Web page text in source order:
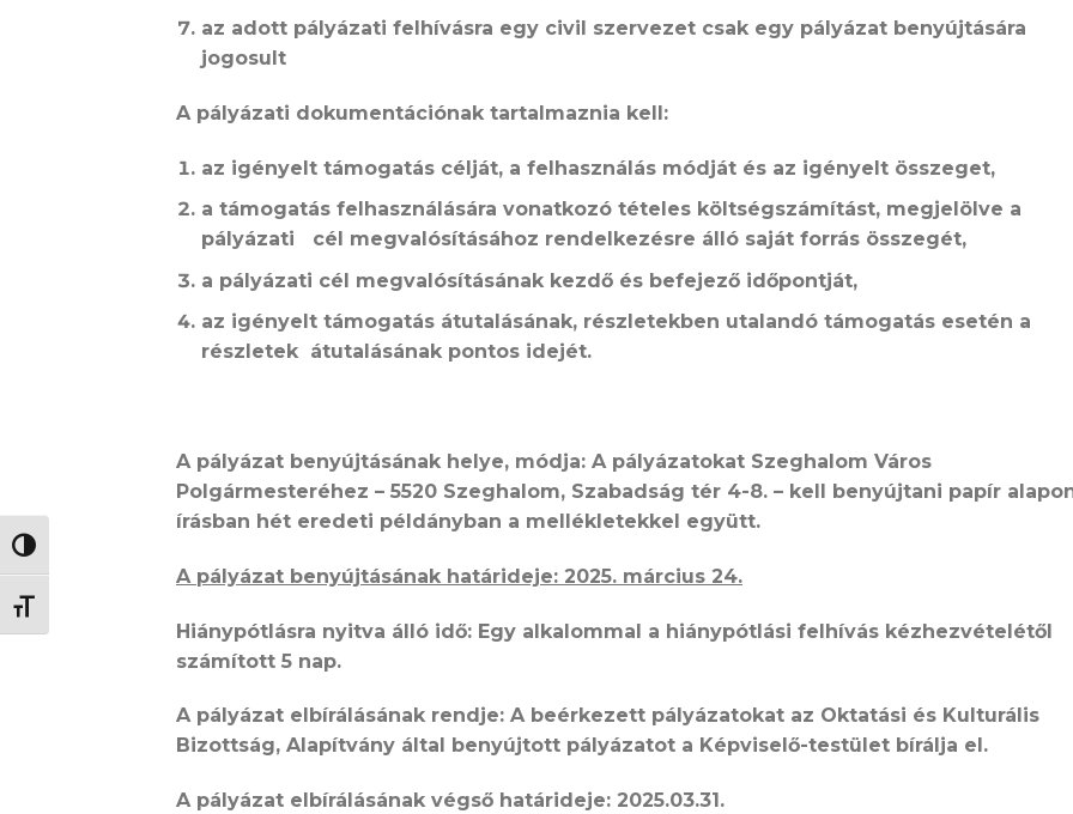
NAGY KONTRASZT VÁLTÁSA
BETŰMÉRET VÁLTÁSA
az adott pályázati felhívásra egy civil szervezet csak egy pályázat benyújtására
jogosult
A pályázati dokumentációnak tartalmaznia kell:
az igényelt támogatás célját, a felhasználás módját és az igényelt összeget,
a támogatás felhasználására vonatkozó tételes költségszámítást, megjelölve a
pályázati cél megvalósításához rendelkezésre álló saját forrás összegét,
a pályázati cél megvalósításának kezdő és befejező időpontját,
az igényelt támogatás átutalásának, részletekben utalandó támogatás esetén a
részletek átutalásának pontos idejét.
A pályázat benyújtásának helye, módja: A pályázatokat Szeghalom Város
Polgármesteréhez – 5520 Szeghalom, Szabadság tér 4-8. – kell benyújtani papír
írásban hét eredeti példányban a mellékletekkel együtt.
A pályázat benyújtásának határideje: 2025. március 24.
Hiánypótlásra nyitva álló idő: Egy alkalommal a hiánypótlási felhívás kézhezvételétől
számított 5 nap.
A pályázat elbírálásának rendje: A beérkezett pályázatokat az Oktatási és Kulturális
Bizottság, Alapítvány által benyújtott pályázatot a Képviselő-testület bírálja el.
A pályázat elbírálásának végső határideje: 2025.03.31.